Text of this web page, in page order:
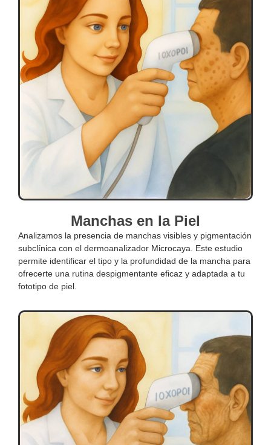
Manchas en la Piel
Analizamos la presencia de manchas visibles y pigmentación
subclínica con el dermoanalizador Microcaya. Este estudio
permite identificar el tipo y la profundidad de la mancha para
ofrecerte una rutina despigmentante eficaz y adaptada a tu
fototipo de piel.